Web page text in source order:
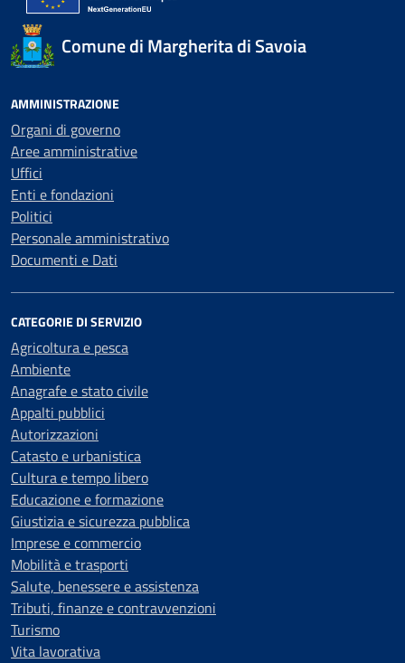
Comune di Margherita di Savoia
AMMINISTRAZIONE
Organi di governo
Aree amministrative
Uffici
Enti e fondazioni
Politici
Personale amministrativo
Documenti e Dati
CATEGORIE DI SERVIZIO
Agricoltura e pesca
Ambiente
Anagrafe e stato civile
Appalti pubblici
Autorizzazioni
Catasto e urbanistica
Cultura e tempo libero
Educazione e formazione
Giustizia e sicurezza pubblica
Imprese e commercio
Mobilità e trasporti
Salute, benessere e assistenza
Tributi, finanze e contravvenzioni
Turismo
Vita lavorativa